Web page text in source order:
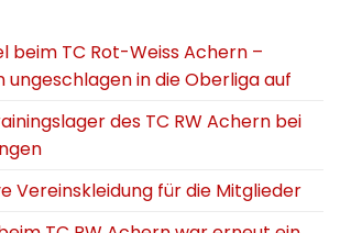
beim TC Rot-Weiss Achern –
ungeschlagen in die Oberliga auf
des TC RW Achern bei
Vereinskleidung für die Mitglieder